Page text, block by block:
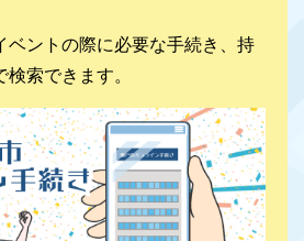
ベントの際に必要な手続き、持
索できます。